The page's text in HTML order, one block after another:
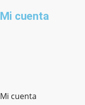
Mi cuenta
Mi cuenta